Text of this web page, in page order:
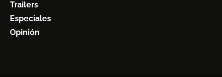
Trailers
Especiales
Opinión